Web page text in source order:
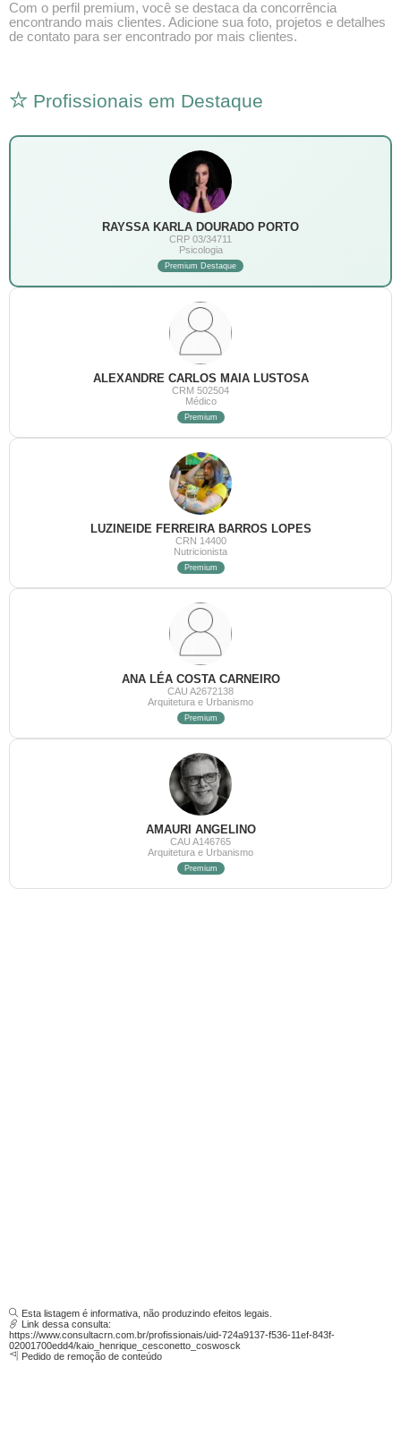
Com o perfil premium, você se destaca da concorrência
encontrando mais clientes. Adicione sua foto, projetos e detalhes
de contato para ser encontrado por mais clientes.
Profissionais em Destaque
RAYSSA KARLA DOURADO PORTO
CRP 03/34711
Psicologia
Premium Destaque
ALEXANDRE CARLOS MAIA LUSTOSA
CRM 502504
Médico
Premium
LUZINEIDE FERREIRA BARROS LOPES
CRN 14400
Nutricionista
Premium
ANA LÉA COSTA CARNEIRO
CAU A2672138
Arquitetura e Urbanismo
Premium
AMAURI ANGELINO
CAU A146765
Arquitetura e Urbanismo
Premium
Esta listagem é informativa, não produzindo efeitos legais.
Link dessa consulta:
https://www.consultacrn.com.br/profissionais/uid-724a9137-f536-11ef-843f-
02001700edd4/kaio_henrique_cesconetto_coswosck
Pedido de remoção de conteúdo